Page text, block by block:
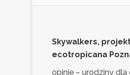
Skywalkers,
ecotropicana
opinie – urodziny dla